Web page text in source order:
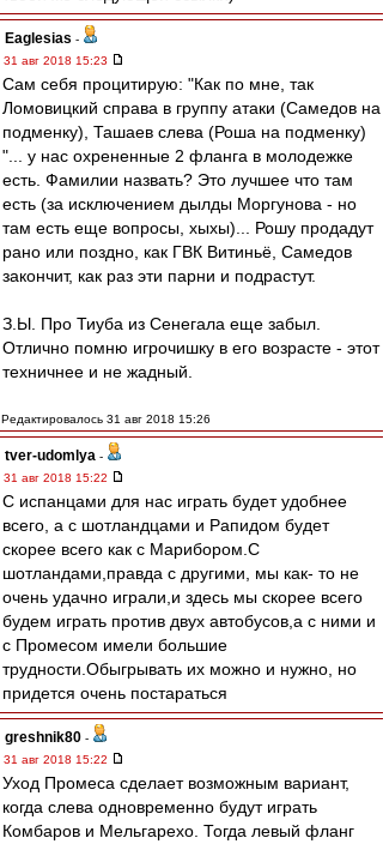
Eaglesias -
31 авг 2018 15:23
Сам себя процитирую: "Как по мне, так
Ломовицкий справа в группу атаки (Самедов на
подменку), Ташаев слева (Роша на подменку)
"... у нас охрененные 2 фланга в молодежке
есть. Фамилии назвать? Это лучшее что там
есть (за исключением дылды Моргунова - но
там есть еще вопросы, хыхы)... Рошу продадут
рано или поздно, как ГВК Витиньё, Самедов
закончит, как раз эти парни и подрастут.
З.Ы. Про Тиуба из Сенегала еще забыл.
Отлично помню игрочишку в его возрасте - этот
техничнее и не жадный.
Редактировалось 31 авг 2018 15:26
tver-udomlya -
31 авг 2018 15:22
С испанцами для нас играть будет удобнее
всего, а с шотландцами и Рапидом будет
скорее всего как с Марибором.С
шотландами,правда с другими, мы как- то не
очень удачно играли,и здесь мы скорее всего
будем играть против двух автобусов,а с ними и
с Промесом имели большие
трудности.Обыгрывать их можно и нужно, но
придется очень постараться
greshnik80 -
31 авг 2018 15:22
Уход Промеса сделает возможным вариант,
когда слева одновременно будут играть
Комбаров и Мельгарехо. Тогда левый фланг